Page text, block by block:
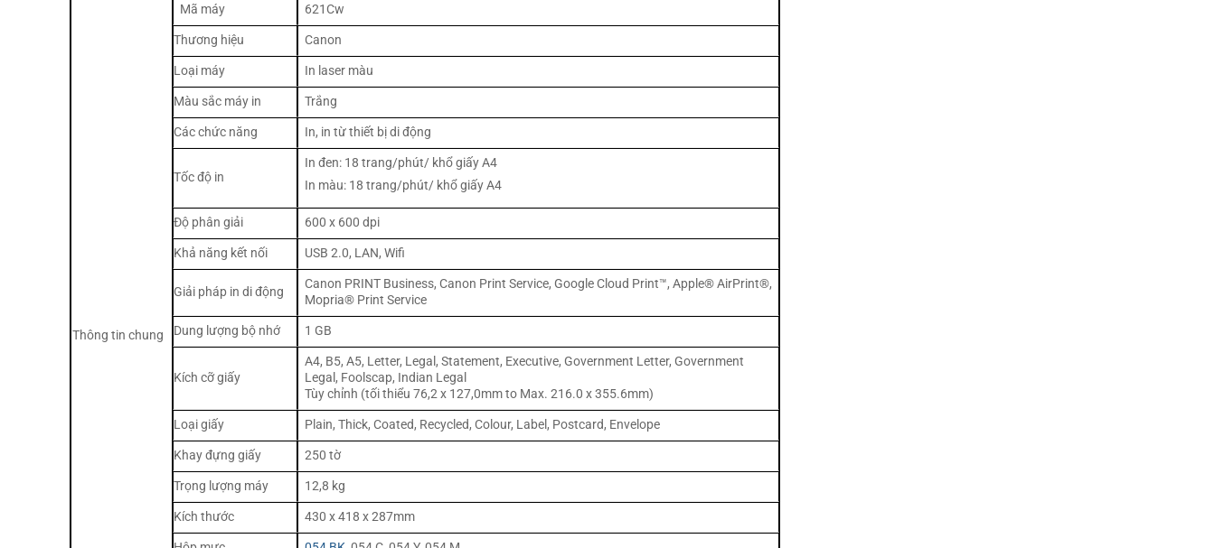
Thông tin chung
Mã máy
621Cw
Thương hiệu
Canon
Loại máy
In laser màu
Màu sắc máy in
Trắng
Các chức năng
In, in từ thiết bị di động
Tốc độ in
In đen: 18 trang/phút/ khổ giấy A4
In màu: 18 trang/phút/ khổ giấy A4
Độ phân giải
600 x 600 dpi
Khả năng kết nối
USB 2.0, LAN, Wifi
Giải pháp in di động
Canon PRINT Business, Canon Print Service, Google Cloud Print™, Apple® AirPrint®,
Mopria® Print Service
Dung lượng bộ nhớ
1 GB
Kích cỡ giấy
A4, B5, A5, Letter, Legal, Statement, Executive, Government Letter, Government
Legal, Foolscap, Indian Legal
Tùy chỉnh (tối thiểu 76,2 x 127,0mm to Max. 216.0 x 355.6mm)
Loại giấy
Plain, Thick, Coated, Recycled, Colour, Label, Postcard, Envelope
Khay đựng giấy
250 tờ
Trọng lượng máy
12,8 kg
Kích thước
430 x 418 x 287mm